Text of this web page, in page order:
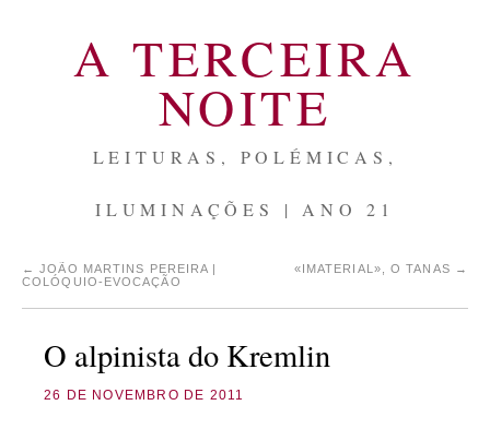
A TERCEIRA
NOITE
LEITURAS, POLÉMICAS,
ILUMINAÇÕES | ANO 21
← JOÃO MARTINS PEREIRA |
COLÓQUIO-EVOCAÇÃO
«IMATERIAL», O TANAS →
O alpinista do Kremlin
26 DE NOVEMBRO DE 2011